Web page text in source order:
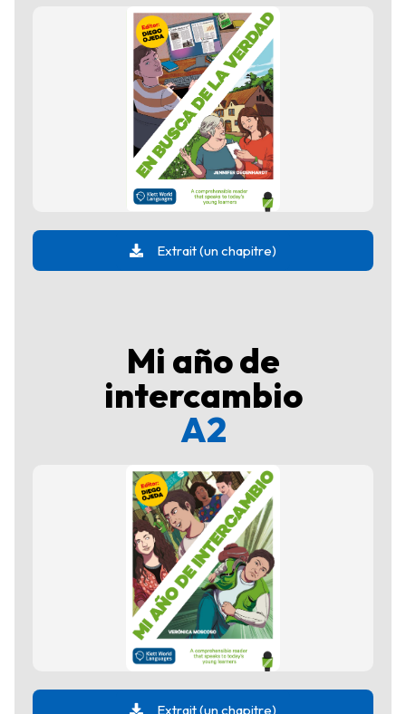
Extrait (un chapitre)
Mi año de
intercambio
A2
Extrait (un chapitre)